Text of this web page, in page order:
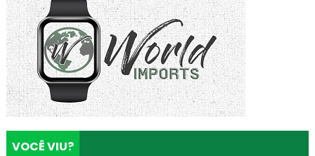
VOCÊ VIU?